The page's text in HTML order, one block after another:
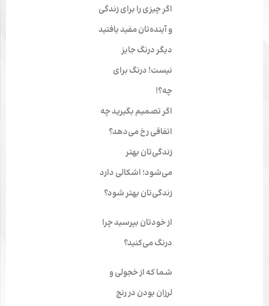
اگر چیزی را برای زندگی
و آینده‌تان مفید یافتید
دیگر درنگ جایز
نیست! درنگ برای
چه؟!
اگر تصمیم بگیرید چه
اتفاقی رخ می‌دهد؟
زندگی‌تان بهتر
می‌شود؛ اشکالی دارد
زندگی‌تان بهتر شود؟
از خودتان بپرسید چرا
درنگ می‌کنید؟
شما که از خجولی و
لرزان بودن در رنج